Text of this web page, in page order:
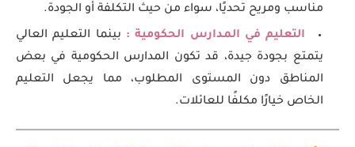
مناسب ومريح تحديًا، سواء من حيث التكلفة أو الجودة.
التعليم في المدارس الحكومية : بينما التعليم العالي
يتمتع بجودة جيدة، قد تكون المدارس الحكومية في بعض
المناطق دون المستوى المطلوب، مما يجعل التعليم
الخاص خيارًا مكلفًا للعائلات.